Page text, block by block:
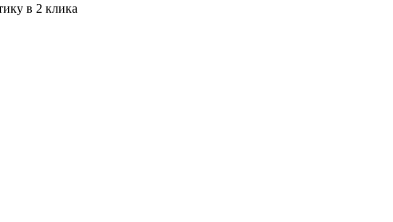
в 2 клика